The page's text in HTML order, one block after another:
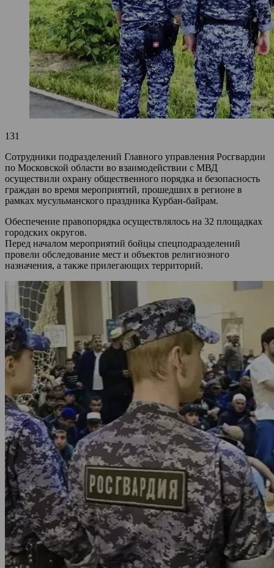
131
Сотрудники подразделений Главного управления Росгвардии
по Московской области во взаимодействии с МВД
осуществили охрану общественного порядка и безопасность
граждан во время мероприятий, прошедших в регионе в
рамках мусульманского праздника Курбан-байрам.
Обеспечение правопорядка осуществлялось на 32 площадках
городских округов.
Перед началом мероприятий бойцы спецподразделений
провели обследование мест и объектов религиозного
назначения, а также прилегающих территорий.